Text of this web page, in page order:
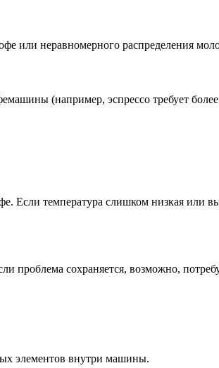
или неравномерного распределения
(например, эспрессо требует
Если температура слишком низкая или
проблема сохраняется, возможно,
элементов внутри машины.